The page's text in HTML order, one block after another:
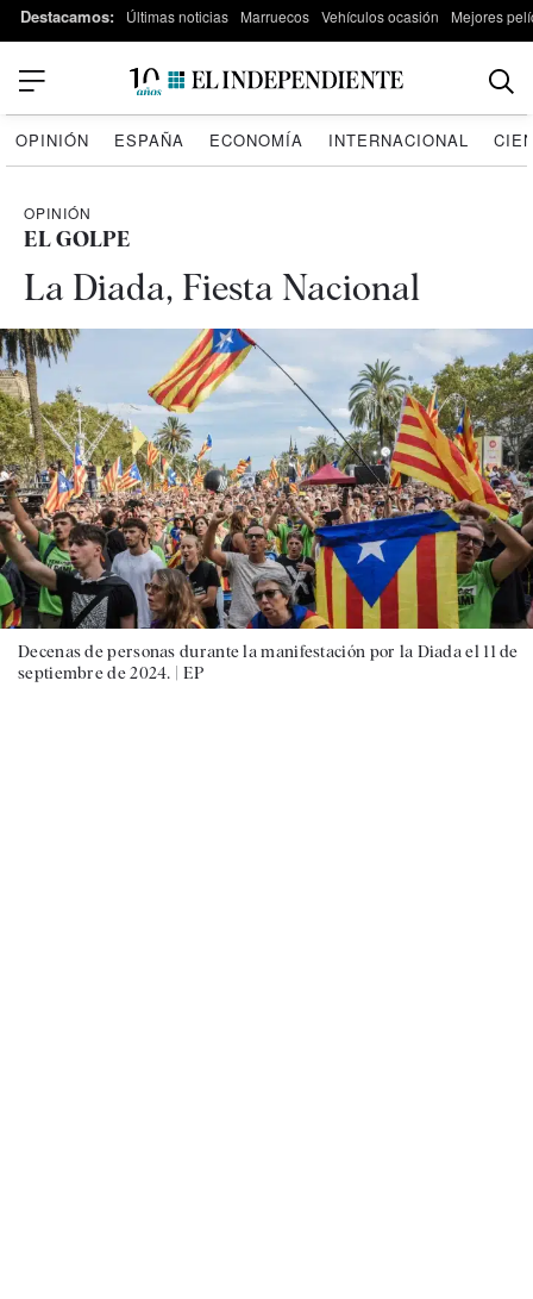
Destacamos: Últimas noticias Marruecos Vehículos ocasión Mejores
OPINIÓN ESPAÑA ECONOMÍA INTERNACIONAL
OPINIÓN
EL GOLPE
La Diada, Fiesta Nacional
Decenas de personas durante la manifestación por la Diada el 11 de
septiembre de 2024. | EP